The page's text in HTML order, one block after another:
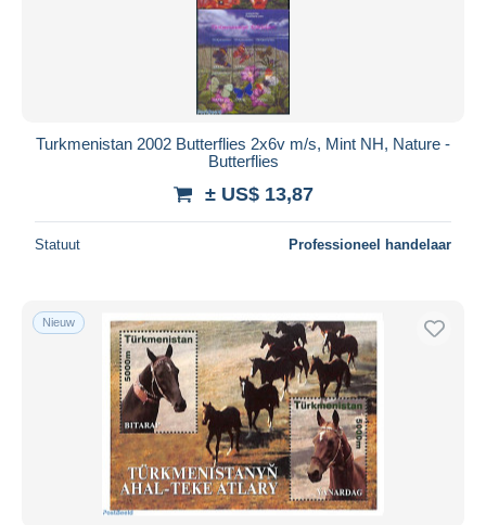
Turkmenistan 2002 Butterflies 2x6v m/s, Mint NH, Nature -
Butterflies
± US$ 13,87
Statuut Professioneel handelaar
Nieuw